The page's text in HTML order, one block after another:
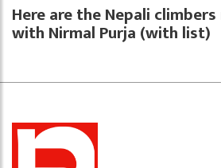
Here are the Nepali
with Nirmal Purja (with list)